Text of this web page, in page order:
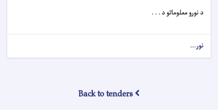
د نورو معلوماتو د . . .
نور...
Back to tenders